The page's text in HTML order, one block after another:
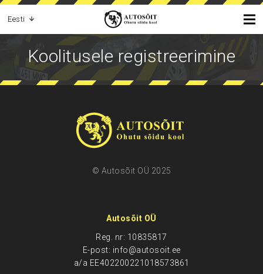
Eesti
Koolitusele registreerimine
© Autosõit OÜ 2025
Autosõit OÜ
Reg. nr: 10835817
E-post: info@autosoit.ee
a/a EE402200221018573861